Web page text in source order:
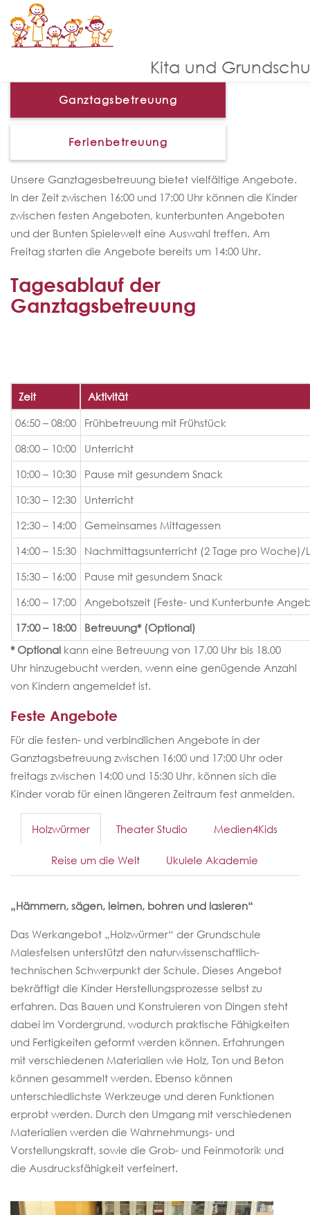
Kita und
Ganztagsbetreuung
Ganztagsbetreuung
Ferienbetreuung
Unsere Ganztagesbetreuung bietet vielfältige Angebote.
In der Zeit zwischen 16:00 und 17:00 Uhr können die Kinder
zwischen festen Angeboten, kunterbunten Angeboten
und der Bunten Spielewelt eine Auswahl treffen. Am
Freitag starten die Angebote bereits um 14:00 Uhr.
Tagesablauf der
Ganztagsbetreuung
Zeit
Aktivität
06:50 – 08:00
Frühbetreuung mit Frühstück
08:00 – 10:00
Unterricht
10:00 – 10:30
Pause mit gesundem Snack
10:30 – 12:30
Unterricht
12:30 – 14:00
Gemeinsames Mittagessen
14:00 – 15:30
Nachmittagsunterricht (2 Tage pro Woche)/
15:30 – 16:00
Pause mit gesundem Snack
16:00 – 17:00 Angebotszeit (Feste- und Kunterbunte
17:00 – 18:00
Betreuung* (Optional)
* Optional kann eine Betreuung von 17.00 Uhr bis 18.00
Uhr hinzugebucht werden, wenn eine genügende Anzahl
von Kindern angemeldet ist.
Feste Angebote
Für die festen- und verbindlichen Angebote in der
Ganztagsbetreuung zwischen 16:00 und 17:00 Uhr oder
freitags zwischen 14:00 und 15:30 Uhr, können sich die
Kinder vorab für einen längeren Zeitraum fest anmelden.
Holzwürmer Theater Studio Medien4Kids
Reise um die Welt Ukulele Akademie
„Hämmern, sägen, leimen, bohren und lasieren“
Das Werkangebot „Holzwürmer“ der Grundschule
Malesfelsen unterstützt den naturwissenschaftlich-
technischen Schwerpunkt der Schule. Dieses Angebot
bekräftigt die Kinder Herstellungsprozesse selbst zu
erfahren. Das Bauen und Konstruieren von Dingen steht
dabei im Vordergrund, wodurch praktische Fähigkeiten
und Fertigkeiten geformt werden können. Erfahrungen
mit verschiedenen Materialien wie Holz, Ton und Beton
können gesammelt werden. Ebenso können
unterschiedlichste Werkzeuge und deren Funktionen
erprobt werden. Durch den Umgang mit verschiedenen
Materialien werden die Wahrnehmungs- und
Vorstellungskraft, sowie die Grob- und Feinmotorik und
die Ausdrucksfähigkeit verfeinert.